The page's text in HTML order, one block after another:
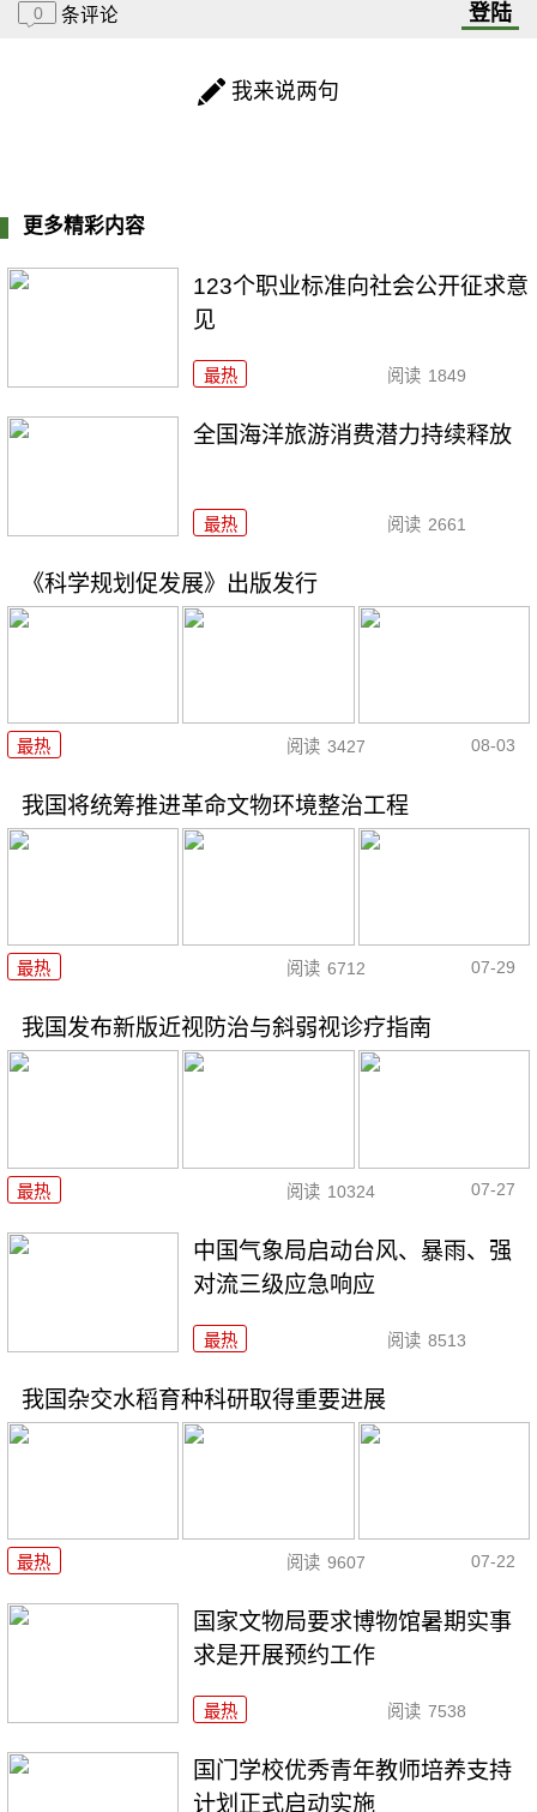
0 条评论 登陆
我来说两句
更多精彩内容
123个职业标准向社会公开征求意
见
最热 阅读 1849
全国海洋旅游消费潜力持续释放
最热 阅读 2661
《科学规划促发展》出版发行
最热 阅读 3427 08-03
我国将统筹推进革命文物环境整治工程
最热 阅读 6712 07-29
我国发布新版近视防治与斜弱视诊疗指南
最热 阅读 10324 07-27
中国气象局启动台风、暴雨、强
对流三级应急响应
最热 阅读 8513
我国杂交水稻育种科研取得重要进展
最热 阅读 9607 07-22
国家文物局要求博物馆暑期实事
求是开展预约工作
最热 阅读 7538
国门学校优秀青年教师培养支持
计划正式启动实施